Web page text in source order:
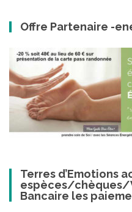
Offre Partenaire -
Terres d’Emotions
espèces/chèques/
Bancaire les